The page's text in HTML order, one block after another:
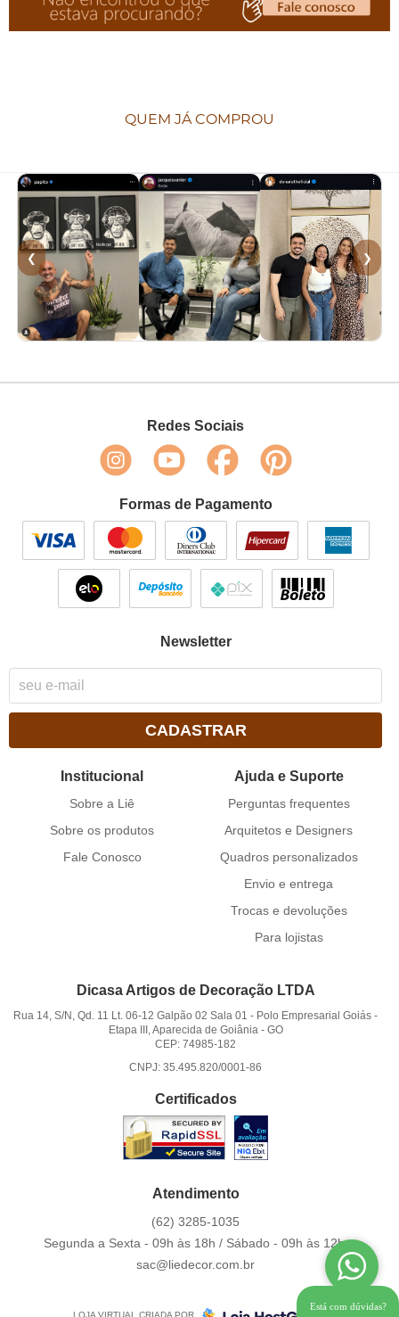
QUEM JÁ COMPROU
❮ ❯
Redes Sociais
Formas de Pagamento
Newsletter
CADASTRAR
Institucional
Sobre a Liê
Sobre os produtos
Fale Conosco
Ajuda e Suporte
Perguntas frequentes
Arquitetos e Designers
Quadros personalizados
Envio e entrega
Trocas e devoluções
Para lojistas
Dicasa Artigos de Decoração LTDA
Rua 14, S/N, Qd. 11 Lt. 06-12 Galpão 02 Sala 01 - Polo Empresarial Goiás -
Etapa III, Aparecida de Goiânia- GO
CEP: 74985-182
CNPJ: 35.495.820/0001-86
Certificados
Atendimento
(62) 3285-1035
Segunda a Sexta - 09h às 18h / Sábado - 09h às 12h.
sac@liedecor.com.br
LOJA VIRTUAL CRIADA POR
Está com dúvidas?